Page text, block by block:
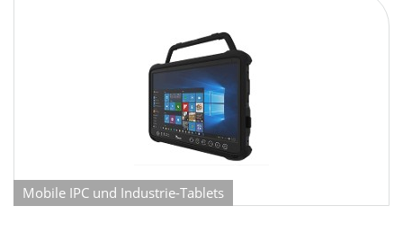
Mobile IPC und Industrie-Tablets